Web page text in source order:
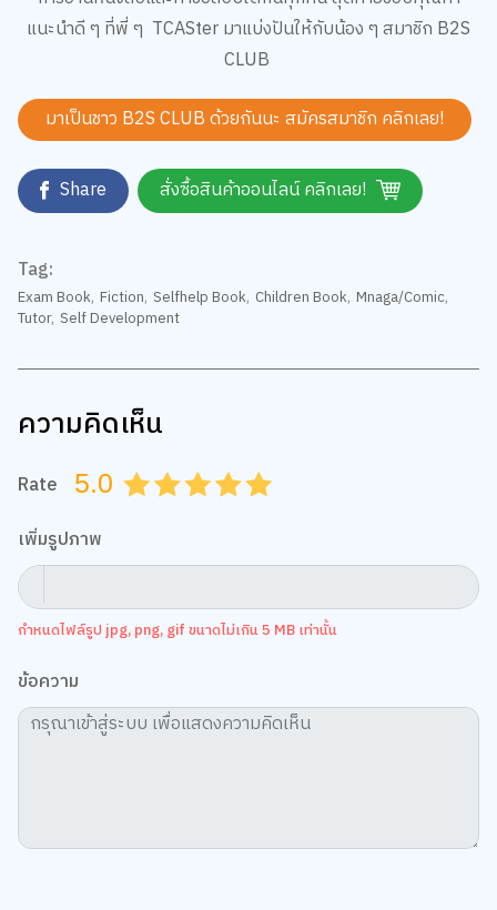
แนะนำดี ๆ ที่พี่ ๆ TCASter มาแบ่งปันให้กับน้อง ๆ สมาชิก B2S
CLUB
มาเป็นชาว B2S CLUB ด้วยกันนะ สมัครสมาชิก คลิกเลย!
Share สั่งซื้อสินค้าออนไลน์ คลิกเลย!
Tag:
Exam Book, Fiction, Selfhelp Book, Children Book, Mnaga/Comic,
Tutor, Self Development
ความคิดเห็น
Rate 5.0 4.5
4.0
3.5
3.0
2.5
2.0
1.5
1.0
0.5
เพิ่มรูปภาพ
กำหนดไฟล์รูป jpg, png, gif ขนาดไม่เกิน 5 MB เท่านั้น
ข้อความ